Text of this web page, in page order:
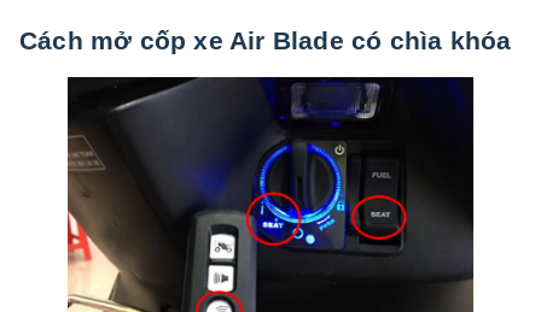
Cách mở cốp xe Air Blade có chìa khóa